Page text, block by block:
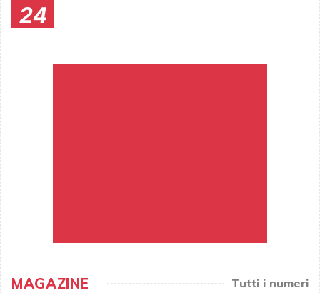
24
MAGAZINE Tutti i numeri